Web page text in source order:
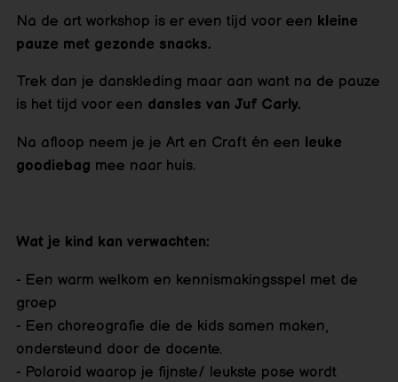
Na de art workshop is er even tijd voor een kleine
pauze met gezonde snacks.
Trek dan je danskleding maar aan want na de pauze
is het tijd voor een dansles van Juf Carly.
Na afloop neem je je Art en Craft én een leuke
goodiebag mee naar huis.
Wat je kind kan verwachten:
- Een warm welkom en kennismakingsspel met de
groep
- Een choreografie die de kids samen maken,
ondersteund door de docente.
- Polaroid waarop je fijnste/ leukste pose wordt